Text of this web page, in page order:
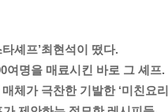
셰프’최현석이 떴다.
여명을 매료시킨 바로 그 셰프.
체가 극찬한 기발한 ‘미친요